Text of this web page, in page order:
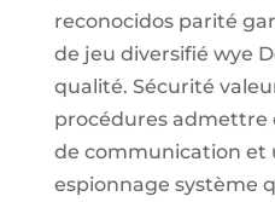
reconocidos parité
de jeu diversifié wye
qualité. Sécurité
procédures admettre
de communication et
espionnage système